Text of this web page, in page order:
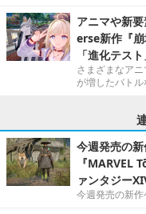
アニマや新
erse新作『
「進化テス
さまざまなア
が増したバト
今週発売の
『MARVEL
ァンタジー
今週発売の新作